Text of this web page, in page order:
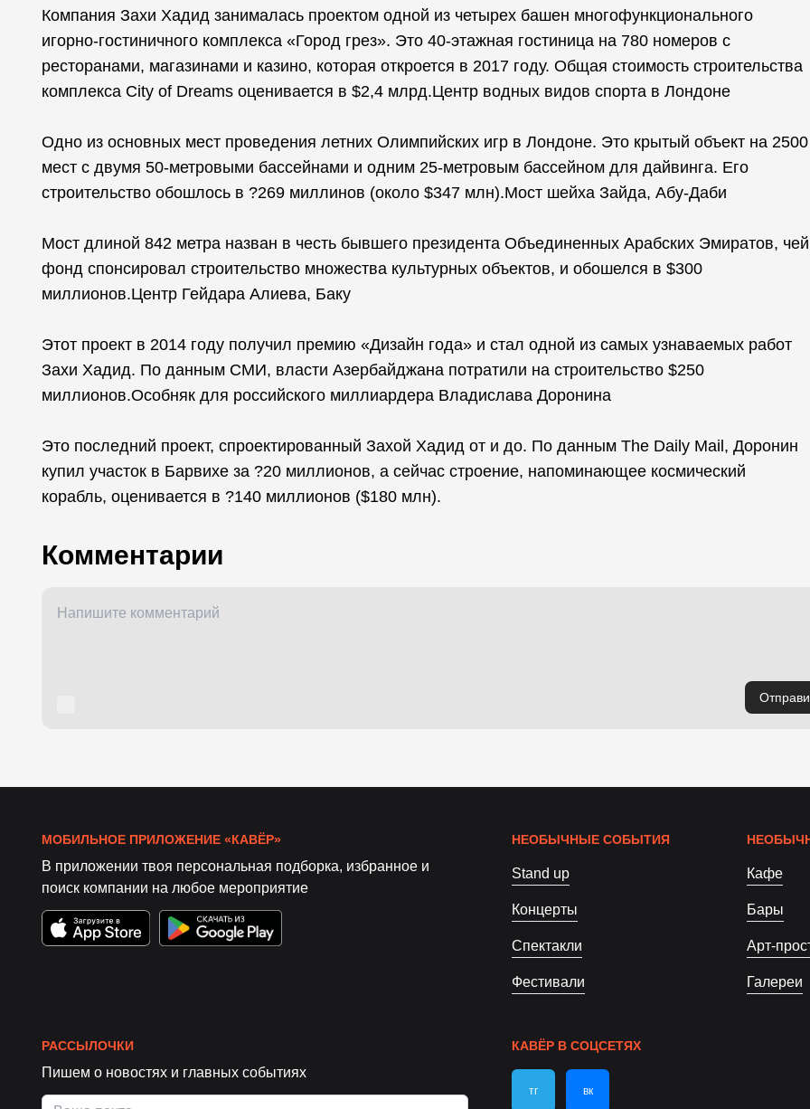
Компания Захи Хадид занималась проектом одной из четырех башен многофункционального
игорно-гостиничного комплекса «Город грез». Это 40-этажная гостиница на 780 номеров с
ресторанами, магазинами и казино, которая откроется в 2017 году. Общая стоимость строительства
комплекса City of Dreams оценивается в $2,4 млрд.Центр водных видов спорта в Лондоне
Одно из основных мест проведения летних Олимпийских игр в Лондоне. Это крытый объект на 2500
мест с двумя 50-метровыми бассейнами и одним 25-метровым бассейном для дайвинга. Его
строительство обошлось в ?269 миллинов (около $347 млн).Мост шейха Зайда, Абу-Даби
Мост длиной 842 метра назван в честь бывшего президента Объединенных Арабских Эмиратов, чей
фонд спонсировал строительство множества культурных объектов, и обошелся в $300
миллионов.Центр Гейдара Алиева, Баку
Этот проект в 2014 году получил премию «Дизайн года» и стал одной из самых узнаваемых работ
Захи Хадид. По данным СМИ, власти Азербайджана потратили на строительство $250
миллионов.Особняк для российского миллиардера Владислава Доронина
Это последний проект, спроектированный Захой Хадид от и до. По данным The Daily Mail, Доронин
купил участок в Барвихе за ?20 миллионов, а сейчас строение, напоминающее космический
корабль, оценивается в ?140 миллионов ($180 млн).
Комментарии
МОБИЛЬНОЕ ПРИЛОЖЕНИЕ «КАВЁР»
В приложении твоя персональная подборка, избранное и
поиск компании на любое мероприятие
НЕОБЫЧНЫЕ СОБЫТИЯ
Stand up
Концерты
Спектакли
Фестивали
Кафе
Бары
Арт-
Галереи
РАССЫЛОЧКИ
Пишем о новостях и главных событиях
КАВЁР В СОЦСЕТЯХ
тг вк